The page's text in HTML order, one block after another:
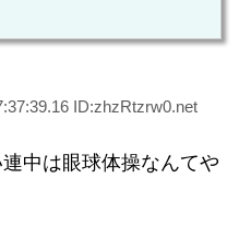
ID:zhzRtzrw0.net
中は眼球体操なんてや